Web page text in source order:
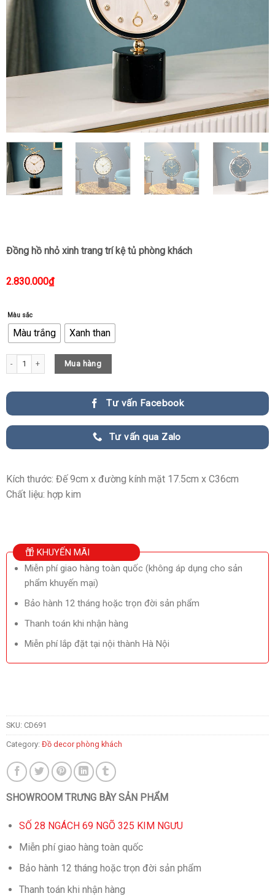
Đồng hồ nhỏ xinh trang trí kệ tủ phòng khách
2.830.000₫
Màu sắc
Màu trắng Xanh than
Đồng hồ nhỏ xinh trang trí kệ tủ phòng khách quantity
Mua hàng
Tư vấn Facebook
Tư vấn qua Zalo
Kích thước: Đế 9cm x đường kính mặt 17.5cm x C36cm
Chất liệu: hợp kim
KHUYẾN MÃI
Miễn phí giao hàng toàn quốc (không áp dụng cho sản
phẩm khuyến mại)
Bảo hành 12 tháng hoặc trọn đời sản phẩm
Thanh toán khi nhận hàng
Miễn phí lắp đặt tại nội thành Hà Nội
SKU: CD691
Category: Đồ decor phòng khách
SHOWROOM TRƯNG BÀY SẢN PHẨM
SỐ 28 NGÁCH 69 NGÕ 325 KIM NGƯU
Miễn phí giao hàng toàn quốc
Bảo hành 12 tháng hoặc trọn đời sản phẩm
Thanh toán khi nhận hàng